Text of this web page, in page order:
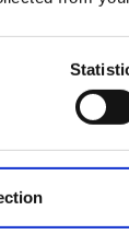
aanzienlijk,
op